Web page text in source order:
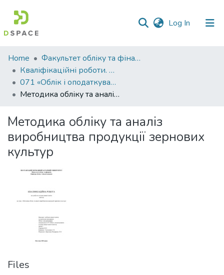
Log In (current)
Communities
&
Collections
All of DSpace
Statistics
Home
Факультет обліку та фінансів
Кваліфікаційні роботи. Факультет обліку та фінансів
071 «Облік і оподаткування» - Магістри 2023-2024
Методика обліку та аналіз виробництва продукції зернових культур
Методика обліку та аналіз
виробництва продукції зернових
культур
Files